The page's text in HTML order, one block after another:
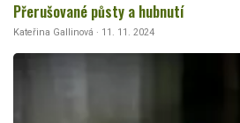
Přerušované půsty a hubnutí
Kateřina Gallinová · 11. 11. 2024